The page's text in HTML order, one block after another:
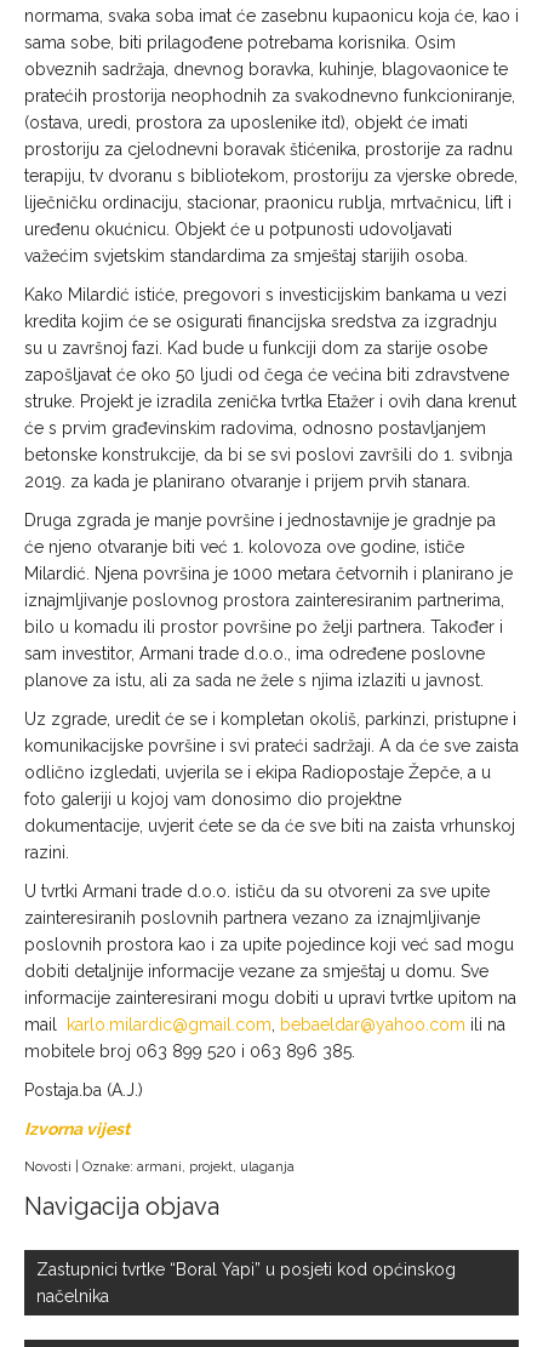
normama, svaka soba imat će zasebnu kupaonicu koja će, kao i
sama sobe, biti prilagođene potrebama korisnika. Osim
obveznih sadržaja, dnevnog boravka, kuhinje, blagovaonice te
pratećih prostorija neophodnih za svakodnevno funkcioniranje,
(ostava, uredi, prostora za uposlenike itd), objekt će imati
prostoriju za cjelodnevni boravak štićenika, prostorije za radnu
terapiju, tv dvoranu s bibliotekom, prostoriju za vjerske obrede,
liječničku ordinaciju, stacionar, praonicu rublja, mrtvačnicu, lift i
uređenu okućnicu. Objekt će u potpunosti udovoljavati
važećim svjetskim standardima za smještaj starijih osoba.
Kako Milardić istiće, pregovori s investicijskim bankama u vezi
kredita kojim će se osigurati financijska sredstva za izgradnju
su u završnoj fazi. Kad bude u funkciji dom za starije osobe
zapošljavat će oko 50 ljudi od čega će većina biti zdravstvene
struke. Projekt je izradila zenička tvrtka Etažer i ovih dana krenut
će s prvim građevinskim radovima, odnosno postavljanjem
betonske konstrukcije, da bi se svi poslovi završili do 1. svibnja
2019. za kada je planirano otvaranje i prijem prvih stanara.
Druga zgrada je manje površine i jednostavnije je gradnje pa
će njeno otvaranje biti već 1. kolovoza ove godine, ističe
Milardić. Njena površina je 1000 metara četvornih i planirano je
iznajmljivanje poslovnog prostora zainteresiranim partnerima,
bilo u komadu ili prostor površine po želji partnera. Također i
sam investitor, Armani trade d.o.o., ima određene poslovne
planove za istu, ali za sada ne žele s njima izlaziti u javnost.
Uz zgrade, uredit će se i kompletan okoliš, parkinzi, pristupne i
komunikacijske površine i svi prateći sadržaji. A da će sve zaista
odlično izgledati, uvjerila se i ekipa Radiopostaje Žepče, a u
foto galeriji u kojoj vam donosimo dio projektne
dokumentacije, uvjerit ćete se da će sve biti na zaista vrhunskoj
razini.
U tvrtki Armani trade d.o.o. ističu da su otvoreni za sve upite
zainteresiranih poslovnih partnera vezano za iznajmljivanje
poslovnih prostora kao i za upite pojedince koji već sad mogu
dobiti detaljnije informacije vezane za smještaj u domu. Sve
informacije zainteresirani mogu dobiti u upravi tvrtke upitom na
mail
karlo.milardic@gmail.com bebaeldar@yahoo.com ili na
mobitele broj 063 899 520 i 063 896 385.
Postaja.ba (A.J.)
Izvorna vijest
Novosti | Oznake: armani, projekt, ulaganja
Navigacija objava
Zastupnici tvrtke “Boral Yapi” u posjeti kod općinskog
načelnika